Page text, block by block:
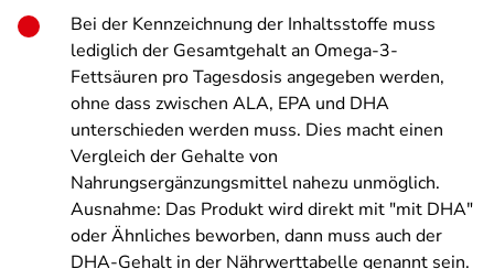
Bei der Kennzeichnung der Inhaltsstoffe muss
lediglich der Gesamtgehalt an Omega-3-
Fettsäuren pro Tagesdosis angegeben werden,
ohne dass zwischen ALA, EPA und DHA
unterschieden werden muss. Dies macht einen
Vergleich der Gehalte von
Nahrungsergänzungsmittel nahezu unmöglich.
Ausnahme: Das Produkt wird direkt mit "mit DHA"
oder Ähnliches beworben, dann muss auch der
DHA-Gehalt in der Nährwerttabelle genannt sein.